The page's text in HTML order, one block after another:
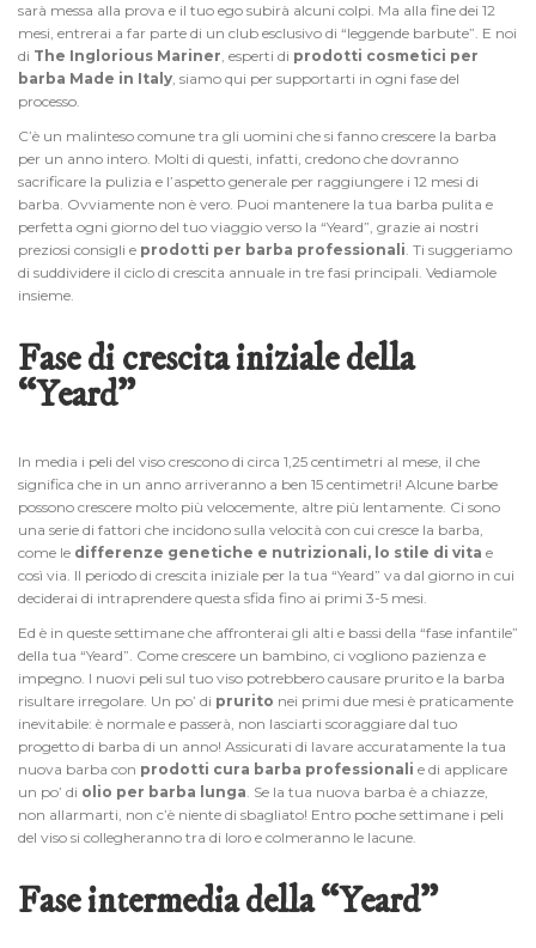
sarà messa alla prova e il tuo ego subirà alcuni colpi. Ma alla fine dei 12
mesi, entrerai a far parte di un club esclusivo di “leggende barbute”. E noi
di The Inglorious Mariner, esperti di prodotti cosmetici per
barba Made in Italy, siamo qui per supportarti in ogni fase del
processo.
C’è un malinteso comune tra gli uomini che si fanno crescere la barba
per un anno intero. Molti di questi, infatti, credono che dovranno
sacrificare la pulizia e l’aspetto generale per raggiungere i 12 mesi di
barba. Ovviamente non è vero. Puoi mantenere la tua barba pulita e
perfetta ogni giorno del tuo viaggio verso la “Yeard”, grazie ai nostri
preziosi consigli e prodotti per barba professionali . Ti suggeriamo
di suddividere il ciclo di crescita annuale in tre fasi principali. Vediamole
insieme.
Fase di crescita iniziale della
“Yeard”
In media i peli del viso crescono di circa 1,25 centimetri al mese, il che
significa che in un anno arriveranno a ben 15 centimetri! Alcune barbe
possono crescere molto più velocemente, altre più lentamente. Ci sono
una serie di fattori che incidono sulla velocità con cui cresce la barba,
come le differenze genetiche e nutrizionali, lo stile di vita e
così via. Il periodo di crescita iniziale per la tua “Yeard” va dal giorno in cui
deciderai di intraprendere questa sfida fino ai primi 3-5 mesi.
Ed è in queste settimane che affronterai gli alti e bassi della “fase infantile”
della tua “Yeard”. Come crescere un bambino, ci vogliono pazienza e
impegno. I nuovi peli sul tuo viso potrebbero causare prurito e la barba
risultare irregolare. Un po’ di prurito nei primi due mesi è praticamente
inevitabile: è normale e passerà, non lasciarti scoraggiare dal tuo
progetto di barba di un anno! Assicurati di lavare accuratamente la tua
nuova barba con prodotti cura barba professionali e di applicare
un po’ di olio per barba lunga . Se la tua nuova barba è a chiazze,
non allarmarti, non c’è niente di sbagliato! Entro poche settimane i peli
del viso si collegheranno tra di loro e colmeranno le lacune.
Fase intermedia della “Yeard”